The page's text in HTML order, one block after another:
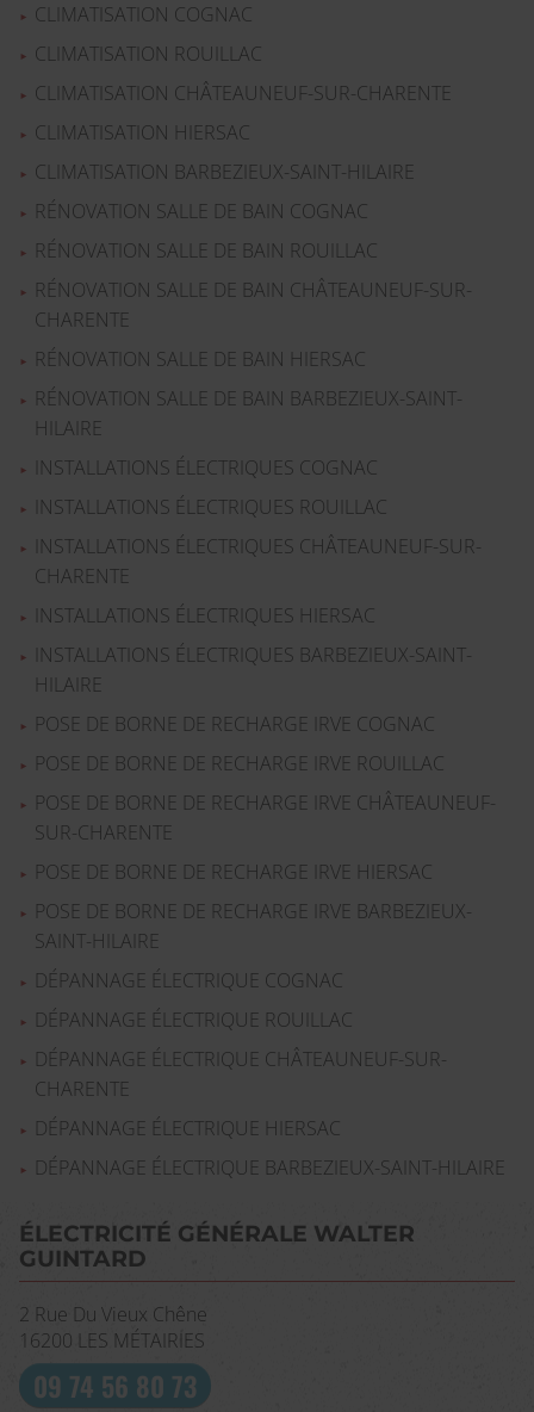
CLIMATISATION COGNAC
CLIMATISATION ROUILLAC
CLIMATISATION CHÂTEAUNEUF-SUR-CHARENTE
CLIMATISATION HIERSAC
CLIMATISATION BARBEZIEUX-SAINT-HILAIRE
RÉNOVATION SALLE DE BAIN COGNAC
RÉNOVATION SALLE DE BAIN ROUILLAC
RÉNOVATION SALLE DE BAIN CHÂTEAUNEUF-SUR-
CHARENTE
RÉNOVATION SALLE DE BAIN HIERSAC
RÉNOVATION SALLE DE BAIN BARBEZIEUX-SAINT-
HILAIRE
INSTALLATIONS ÉLECTRIQUES COGNAC
INSTALLATIONS ÉLECTRIQUES ROUILLAC
INSTALLATIONS ÉLECTRIQUES CHÂTEAUNEUF-SUR-
CHARENTE
INSTALLATIONS ÉLECTRIQUES HIERSAC
INSTALLATIONS ÉLECTRIQUES BARBEZIEUX-SAINT-
HILAIRE
POSE DE BORNE DE RECHARGE IRVE COGNAC
POSE DE BORNE DE RECHARGE IRVE ROUILLAC
POSE DE BORNE DE RECHARGE IRVE CHÂTEAUNEUF-
SUR-CHARENTE
POSE DE BORNE DE RECHARGE IRVE HIERSAC
POSE DE BORNE DE RECHARGE IRVE BARBEZIEUX-
SAINT-HILAIRE
DÉPANNAGE ÉLECTRIQUE COGNAC
DÉPANNAGE ÉLECTRIQUE ROUILLAC
DÉPANNAGE ÉLECTRIQUE CHÂTEAUNEUF-SUR-
CHARENTE
DÉPANNAGE ÉLECTRIQUE HIERSAC
DÉPANNAGE ÉLECTRIQUE BARBEZIEUX-SAINT-HILAIRE
ÉLECTRICITÉ GÉNÉRALE WALTER
GUINTARD
2 Rue Du Vieux Chêne
16200 LES MÉTAIRIES
09 74 56 80 73